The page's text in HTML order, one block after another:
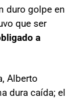
duro golpe en
que ser
a
Alberto
dura caída; el